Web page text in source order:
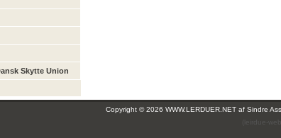
Skytte Union
Copyright © 2026 WWW.LERDUER.NET af Sindre
(leirdue-